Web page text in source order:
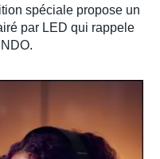
spéciale propose un
par LED qui rappele
.